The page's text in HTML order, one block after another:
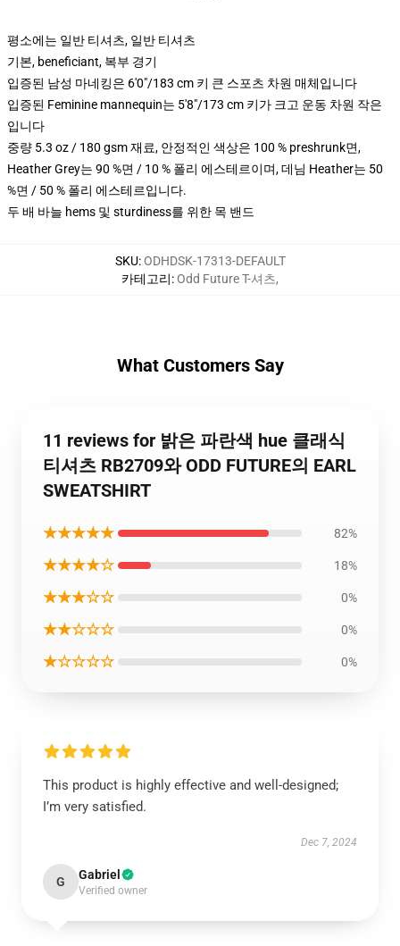
평소에는 일반 티셔츠, 일반 티셔츠
기본, beneficiant, 복부 경기
입증된 남성 마네킹은 6'0"/183 cm 키 큰 스포츠 차원 매체입니다
입증된 Feminine mannequin는 5'8"/173 cm 키가 크고 운동 차원 작은
입니다
중량 5.3 oz / 180 gsm 재료, 안정적인 색상은 100 % preshrunk면,
Heather Grey는 90 %면 / 10 % 폴리 에스테르이며, 데님 Heather는 50
%면 / 50 % 폴리 에스테르입니다.
두 배 바늘 hems 및 sturdiness를 위한 목 밴드
SKU:ODHDSK-17313-DEFAULT
카테고리:Odd Future T-셔츠,
What Customers Say
11 reviews for 밝은 파란색 hue 클래식
티셔츠 RB2709와 ODD FUTURE의 EARL
SWEATSHIRT
★★★★★ 82%
★★★★☆ 18%
★★★☆☆ 0%
★★☆☆☆ 0%
★☆☆☆☆ 0%
This product is highly effective and well-designed;
I’m very satisfied.
Dec 7, 2024
G Gabriel
Verified owner